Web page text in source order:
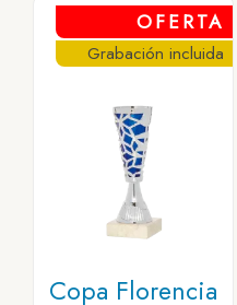
OFERTA
Grabación incluida
Copa Florencia